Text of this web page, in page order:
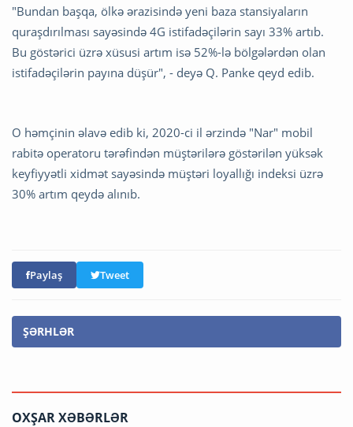
"Bundan başqa, ölkə ərazisində yeni baza stansiyaların
quraşdırılması sayəsində 4G istifadəçilərin sayı 33% artıb.
Bu göstərici üzrə xüsusi artım isə 52%-lə bölgələrdən olan
istifadəçilərin payına düşür", - deyə Q. Panke qeyd edib.
O həmçinin əlavə edib ki, 2020-ci il ərzində "Nar" mobil
rabitə operatoru tərəfindən müştərilərə göstərilən yüksək
keyfiyyətli xidmət sayəsində müştəri loyallığı indeksi üzrə
30% artım qeydə alınıb.
Paylaş Tweet
ŞƏRHLƏR
OXŞAR XƏBƏRLƏR